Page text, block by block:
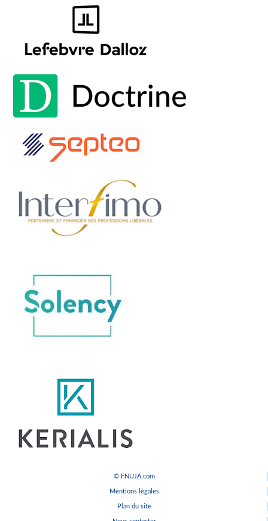
© FNUJA.com
Mentions légales
Plan du site